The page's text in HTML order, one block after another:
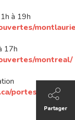
à 19h
17h
montreal/
portes-
Partager